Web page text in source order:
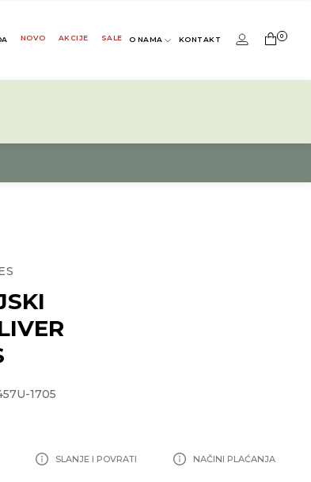
NOVO AKCIJE SALE O NAMA KONTAKT 0
1705
SLANJE I POVRATI NAČINI PLAĆANJA